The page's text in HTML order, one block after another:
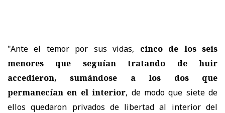
"Ante el temor por sus vidas, cinco de los seis
menores que seguían tratando de huir
accedieron, sumándose a los dos que
permanecían en el interior, de modo que siete de
ellos quedaron privados de libertad al interior del